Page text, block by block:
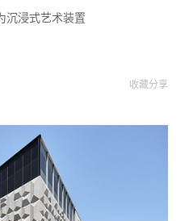
沉浸式艺术装置
收藏分享